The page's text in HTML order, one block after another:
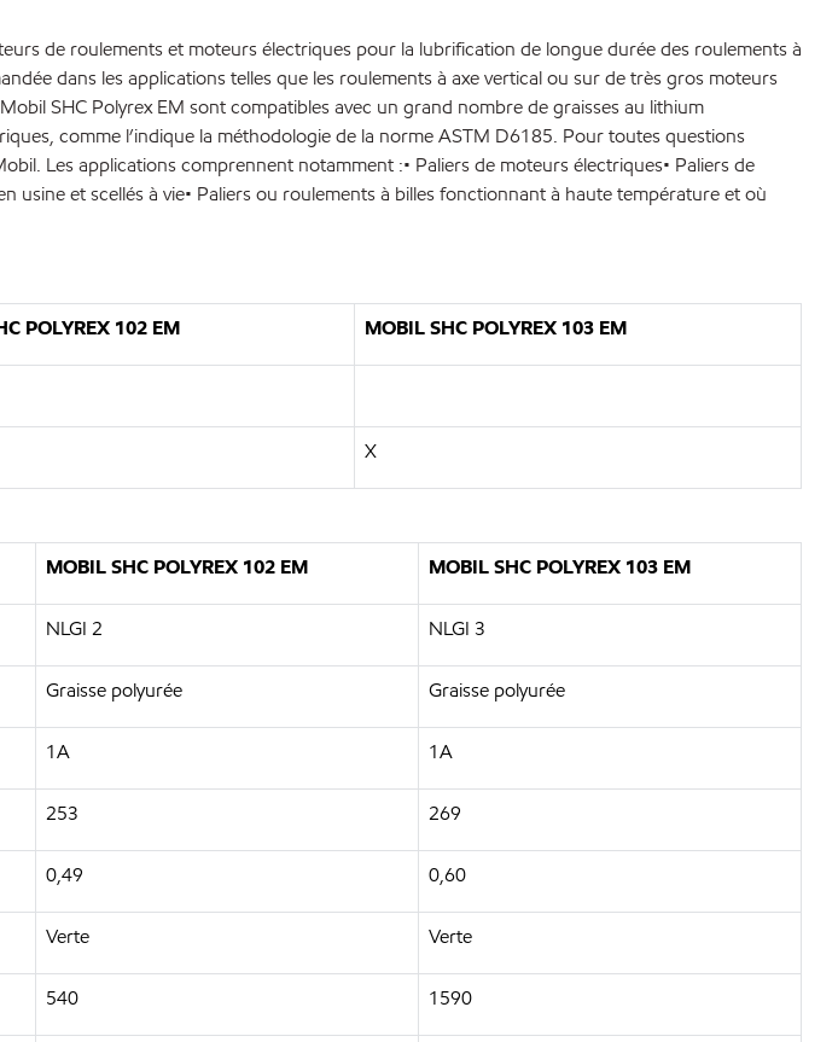
de roulements et moteurs électriques pour la lubrification de longue durée des roulements à
dans les applications telles que les roulements à axe vertical ou sur de très gros moteurs
SHC Polyrex EM sont compatibles avec un grand nombre de graisses au lithium
comme l’indique la méthodologie de la norme ASTM D6185. Pour toutes questions
Les applications comprennent notamment :• Paliers de moteurs électriques• Paliers de
usine et scellés à vie• Paliers ou roulements à billes fonctionnant à haute température et où
POLYREX 102 EM MOBIL SHC POLYREX 103 EM
X
MOBIL SHC POLYREX 102 EM MOBIL SHC POLYREX 103 EM
NLGI 2 NLGI 3
Graisse polyurée Graisse polyurée
1A 1A
253 269
0,49 0,60
Verte Verte
540 1590